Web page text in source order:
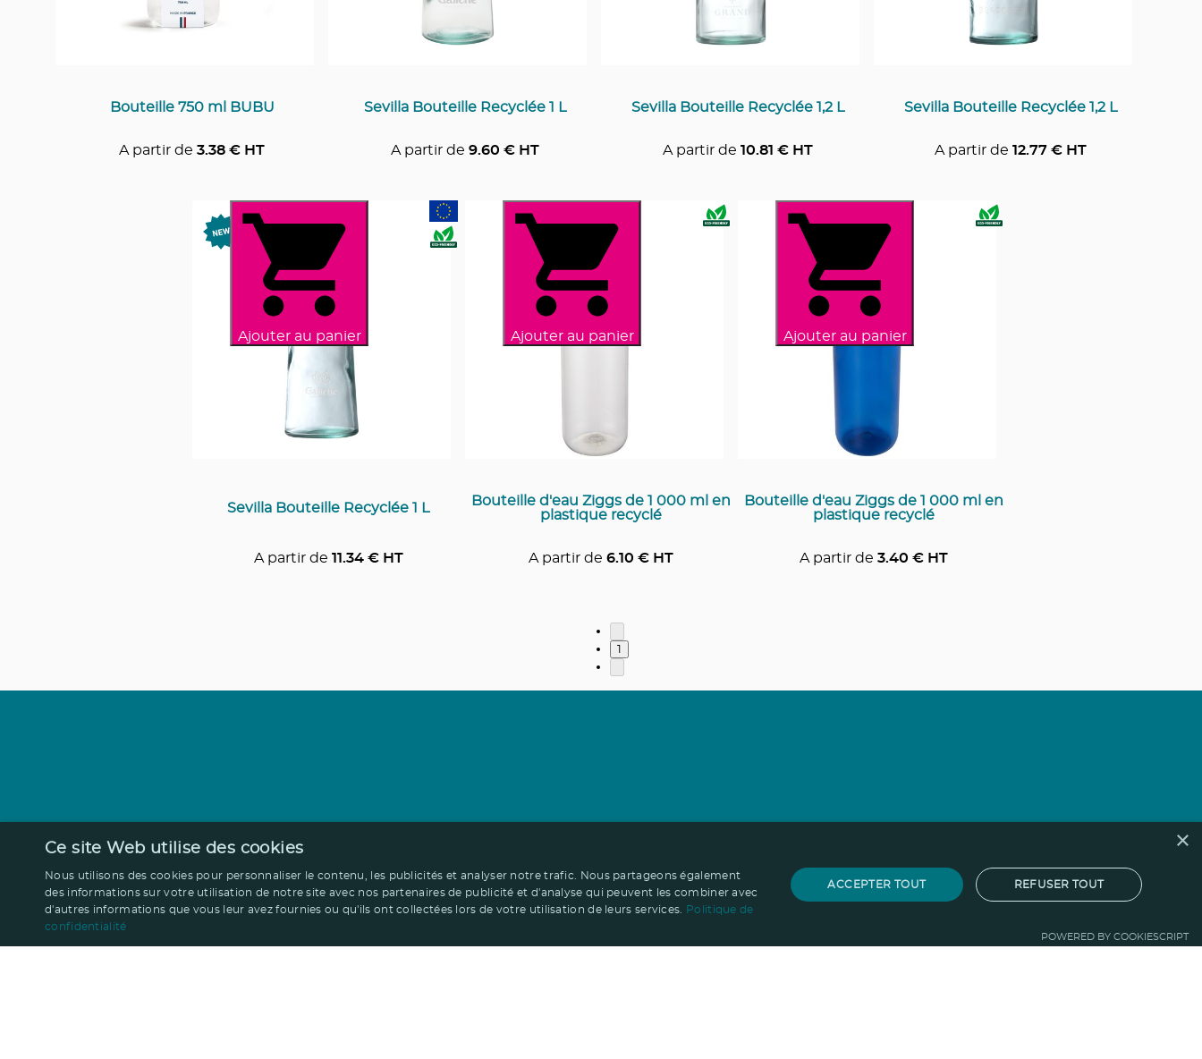
Bouteille 750 ml BUBU
A partir de 3.38 € HT
Sevilla Bouteille Recyclée 1 L
A partir de 9.60 € HT
Sevilla Bouteille Recyclée 1,2 L
A partir de 10.81 € HT
Sevilla Bouteille Recyclée 1,2 L
A partir de 12.77€ HT
Ajouter au panier
Sevilla Bouteille Recyclée 1 L
A partir de 11.34€ HT
Ajouter au panier
Bouteille d'eau Ziggs de 1 000 ml en
plastique recyclé
A partir de 6.10 € HT
Ajouter au panier
Bouteille d'eau Ziggs de 1 000 ml en
plastique recyclé
A partir de 3.40 € HT
1
×
Ce site Web utilise des cookies
Nous utilisons des cookies pour personnaliser le contenu, les publicités et analyser notre trafic. Nous partageons également
des informations sur votre utilisation de notre site avec nos partenaires de publicité et d'analyse qui peuvent les combiner avec
d'autres informations que vous leur avez fournies ou qu'ils ont collectées lors de votre utilisation de leurs services.
Politique de
confidentialité
ACCEPTER TOUT REFUSER TOUT
POWERED BY COOKIESCRIPT